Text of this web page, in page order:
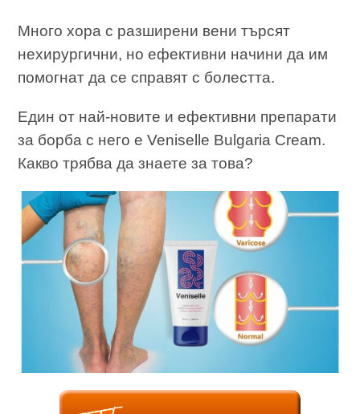
Много хора с разширени вени търсят
нехирургични, но ефективни начини да им
помогнат да се справят с болестта.
Един от най-новите и ефективни препарати
за борба с него е Veniselle Bulgaria Cream.
Какво трябва да знаете за това?